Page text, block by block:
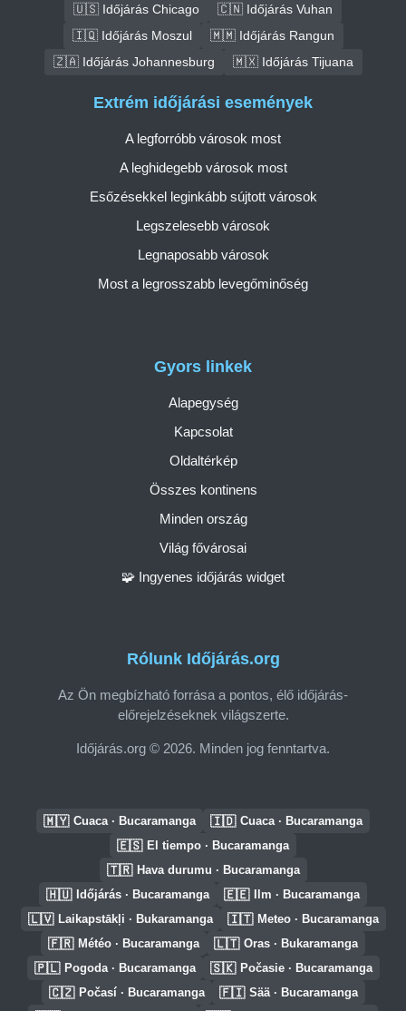
🇺🇸 Időjárás Chicago
🇨🇳 Időjárás Vuhan
🇮🇶 Időjárás Moszul
🇲🇲 Időjárás Rangun
🇿🇦 Időjárás Johannesburg
🇲🇽 Időjárás Tijuana
Rólunk Időjárás.org
Az Ön megbízható forrása a pontos, élő időjárás-
előrejelzéseknek világszerte.
Időjárás.org © 2026. Minden jog fenntartva.
Gyors linkek
Alapegység
Kapcsolat
Oldaltérkép
Összes kontinens
Minden ország
Világ fővárosai
🧩 Ingyenes időjárás widget
Extrém időjárási események
A legforróbb városok most
A leghidegebb városok most
Esőzésekkel leginkább sújtott városok
Legszelesebb városok
Legnaposabb városok
Most a legrosszabb levegőminőség
🇲🇾 Cuaca · Bucaramanga 🇮🇩 Cuaca · Bucaramanga
🇪🇸 El tiempo · Bucaramanga
🇹🇷 Hava durumu · Bucaramanga
🇭🇺 Időjárás · Bucaramanga 🇪🇪 Ilm · Bucaramanga
🇱🇻 Laikapstākļi · Bukaramanga 🇮🇹 Meteo · Bucaramanga
🇫🇷 Météo · Bucaramanga 🇱🇹 Oras · Bukaramanga
🇵🇱 Pogoda · Bucaramanga 🇸🇰 Počasie · Bucaramanga
🇨🇿 Počasí · Bucaramanga 🇫🇮 Sää · Bucaramanga